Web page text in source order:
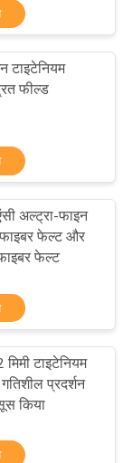
22
11
टाइटेनियम
फील्ड
अल्ट्रा-फाइन
फेल्ट और
फेल्ट
मिमी टाइटेनियम
प्रदर्शन
किया